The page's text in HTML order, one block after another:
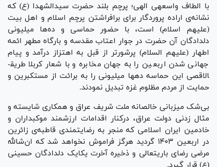
با الطاف واسعه­ی الهی؛ پرچم بلند حضرت سیدالشهدا (ع) که
نشانه‌ی اراده پروردگار برای برافراشتن پرچم اسلام و اهل بیت
(علیهم اسلام) است، با حضور حماسی و ده‌ها میلیونی
دلدادگان آن حضرت در جوار اعتاب مقدسه و بارگاه مطهر ائمه
اطهار (علیهم السلام) پرشورتر از قبل به اهتزاز درآمد و پیام
جهانی شدن اربعین را به جهان مخابره و با شعار کربلا طریق­
الاقصی این حماسه ده­ها میلیونی را به برائت از مستکبرین و
حمایت از مردم مظلوم غزه تبدیل نمودند.
بی‌شک میزبانی خالصانه ملت شریف عراق و همکاری شایسته و
مثال زدنی دولت عراق، درکنار اقدامات ارزشمند موکب­داران و
خادمین ایران اسلامی که منجر به رضایتمندی قاطبه‌ی زائرین
در اربعین ۱۴۰۳ گردید هرگز فراموش نخواهد شد که ان‌شالله
مرضی رضای باریتعالی و ذخیره آخرت یکایک دلدادگان حسینی
(ع) قرار گیرد.